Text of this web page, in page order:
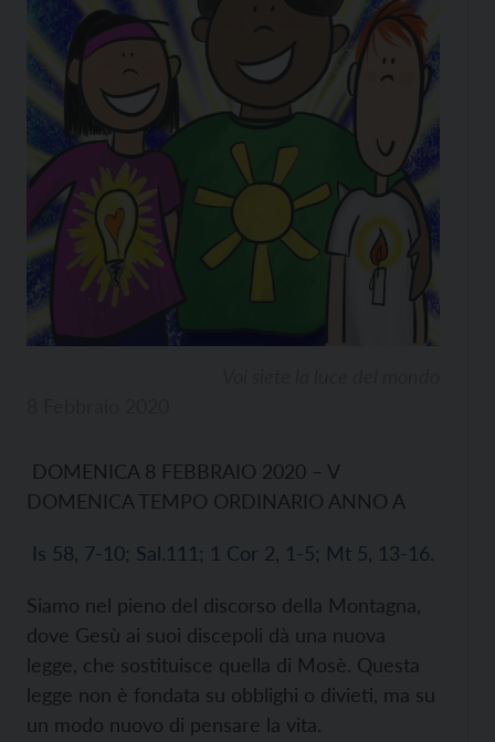
DOMENICA 8 FEBBRAIO 2020 – V
DOMENICA TEMPO ORDINARIO ANNO A
Is 58, 7-10; Sal.111; 1 Cor 2, 1-5; Mt 5, 13-16.
Siamo nel pieno del discorso della Montagna,
dove Gesù ai suoi discepoli dà una nuova
legge, che sostituisce quella di Mosè. Questa
legge non è fondata su obblighi o divieti, ma su
un modo nuovo di pensare la vita.